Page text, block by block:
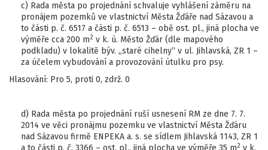
c) Rada města po projednání schvaluje vyhlášení záměru na
pronájem pozemků ve vlastnictví Města Žďáře nad Sázavou a
to části p. č. 6517 a části p. č. 6513 – obě ost. pl., jiná plocha ve
výměře cca 200 m2 v k. ú. Město Žďár (dle mapového
podkladu) v lokalitě býv. „staré cihelny“ v ul. Jihlavská, ZR 1 –
za účelem vybudování a provozování útulku pro psy.
Hlasování: Pro 5, proti 0, zdrž. 0
d) Rada města po projednání ruší usnesení RM ze dne 7. 7.
2014 ve věci pronájmu pozemku ve vlastnictví Města Žďáru
nad Sázavou firmě ENPEKA a. s. se sídlem Jihlavská 1143, ZR 1
a to části p. č. 3366 – ost. pl., jiná plocha ve výměře 35 m2 v k.